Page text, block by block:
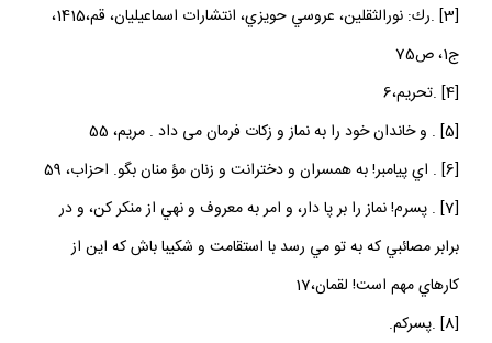
[3] .رك: نورالثقلين، عروسي حويزي، انتشارات اسماعيليان، قم،1415،
ج1، ص75
[4] .تحريم،6
[5] . و خاندان خود را به نماز و زكات فرمان مى‏ داد . مريم، 55
[6] . اي پيامبر! به همسران و دخترانت و زنان مؤ منان بگو. احزاب، 59
[7] . پسرم! نماز را بر پا دار، و امر به معروف و نهي از منكر كن، و در
برابر مصائبي كه به تو مي‏ رسد با استقامت و شكيبا باش كه اين از
كارهاي مهم است! لقمان،17
[8] .پسركم.